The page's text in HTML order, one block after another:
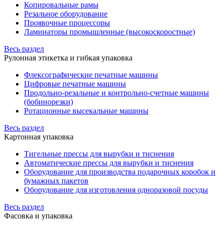
Копировальные рамы
Резальное оборудование
Проявочные процессоры
Ламинаторы промышленные (высокоскоростные)
Весь раздел
Рулонная этикетка и гибкая упаковка
Флексографические печатные машины
Цифровые печатные машины
Продольно-резальные и контрольно-счетные машины
(бобинорезки)
Ротационные высекальные машины
Весь раздел
Картонная упаковка
Тигельные прессы для вырубки и тиснения
Автоматические прессы для вырубки и тиснения
Оборудование для производства подарочных коробок и
бумажных пакетов
Оборудование для изготовления одноразовой посуды
Весь раздел
Фасовка и упаковка